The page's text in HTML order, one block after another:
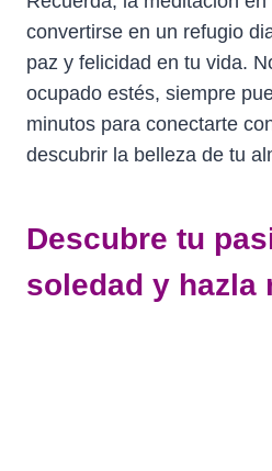
convertirse en un refugio
paz y felicidad en tu vida.
ocupado estés, siempre
minutos para conectarte
descubrir la belleza de tu
Descubre tu
soledad y hazla